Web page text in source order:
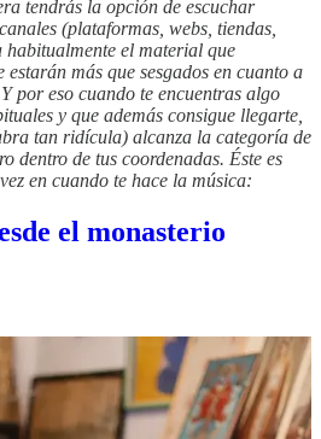
tendrás la opción de escuchar
(plataformas, webs, tiendas,
el material que
estarán más que sesgados en cuanto a
por eso cuando te encuentras algo
y que además consigue llegarte,
tan ridícula) alcanza la categoría de
dentro de tus coordenadas. Éste es
en cuando te hace la música:
el monasterio